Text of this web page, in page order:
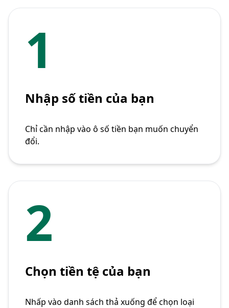
1
Nhập số tiền của bạn
Chỉ cần nhập vào ô số tiền bạn muốn chuyển
đổi.
2
Chọn tiền tệ của bạn
Nhấp vào danh sách thả xuống để chọn loại